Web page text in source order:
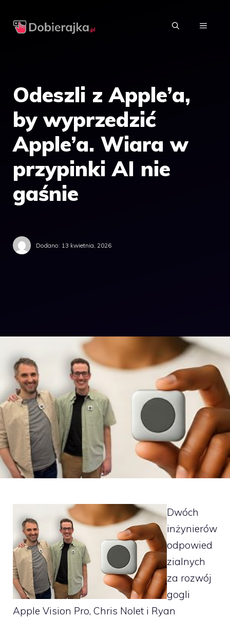
MENU
Odeszli z Apple’a,
by wyprzedzić
Apple’a. Wiara w
przypinki AI nie
gaśnie
Dodano: 13 kwietnia, 2026
Dwóch
inżynierów
odpowied
zialnych
za rozwój
gogli
Apple Vision Pro, Chris Nolet i Ryan